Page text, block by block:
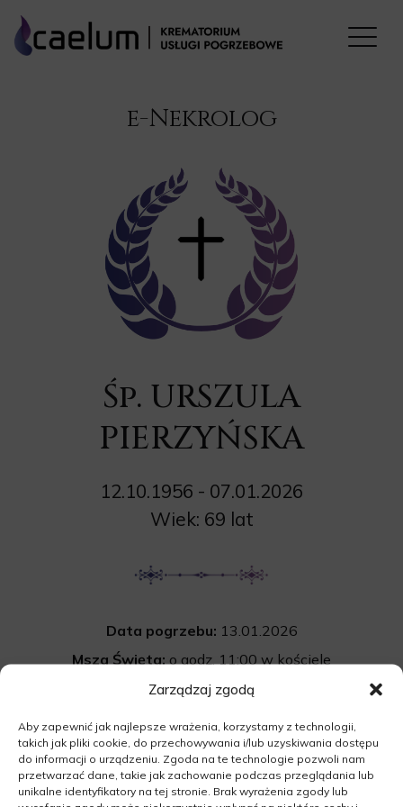
Zarządzaj zgodą
Aby zapewnić jak najlepsze wrażenia, korzystamy z technologii,
takich jak pliki cookie, do przechowywania i/lub uzyskiwania dostępu
do informacji o urządzeniu. Zgoda na te technologie pozwoli nam
przetwarzać dane, takie jak zachowanie podczas przeglądania lub
unikalne identyfikatory na tej stronie. Brak wyrażenia zgody lub
e-Nekrolog
Śp. URSZULA
PIERZYŃSKA
12.10.1956 - 07.01.2026
Wiek: 69 lat
Data pogrzebu: 13.01.2026
Msza Święta: o godz. 11:00 w kościele
pw. Matki Boskiej Królowej Polski w Chełście
rozpocznie się po mszy św. na cmentarzu
w Chełście.
64-733 Chełst